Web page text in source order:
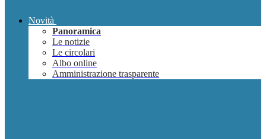
Novità
Panoramica
Le notizie
Le circolari
Albo online
Amministrazione trasparente